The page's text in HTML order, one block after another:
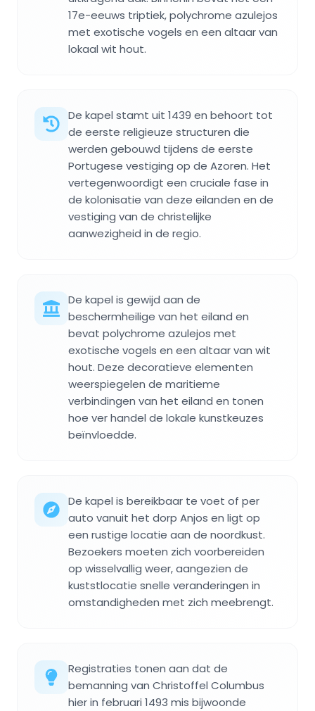
17e-eeuws triptiek, polychrome azulejos
met exotische vogels en een altaar van
lokaal wit hout.
De kapel stamt uit 1439 en behoort tot
de eerste religieuze structuren die
werden gebouwd tijdens de eerste
Portugese vestiging op de Azoren. Het
vertegenwoordigt een cruciale fase in
de kolonisatie van deze eilanden en de
vestiging van de christelijke
aanwezigheid in de regio.
De kapel is gewijd aan de
beschermheilige van het eiland en
bevat polychrome azulejos met
exotische vogels en een altaar van wit
hout. Deze decoratieve elementen
weerspiegelen de maritieme
verbindingen van het eiland en tonen
hoe ver handel de lokale kunstkeuzes
beïnvloedde.
De kapel is bereikbaar te voet of per
auto vanuit het dorp Anjos en ligt op
een rustige locatie aan de noordkust.
Bezoekers moeten zich voorbereiden
op wisselvallig weer, aangezien de
kuststlocatie snelle veranderingen in
omstandigheden met zich meebrengt.
Registraties tonen aan dat de
bemanning van Christoffel Columbus
hier in februari 1493 mis bijwoonde